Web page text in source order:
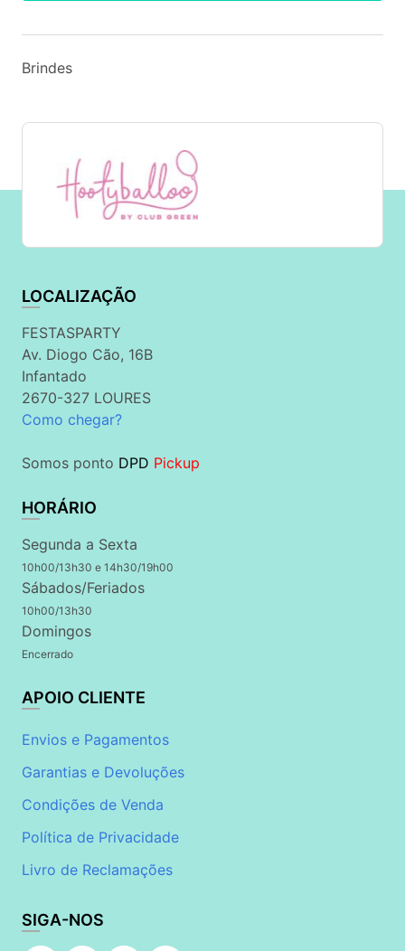
Brindes
LOCALIZAÇÃO
FESTASPARTY
Av. Diogo Cão, 16B
Infantado
2670-327 LOURES
Como chegar?
Somos ponto DPD Pickup
HORÁRIO
Segunda a Sexta
10h00/13h30 e 14h30/19h00
Sábados/Feriados
10h00/13h30
Domingos
Encerrado
APOIO CLIENTE
Envios e Pagamentos
Garantias e Devoluções
Condições de Venda
Política de Privacidade
Livro de Reclamações
SIGA-NOS